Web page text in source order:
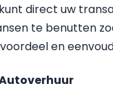
direct uw
te benutten
en